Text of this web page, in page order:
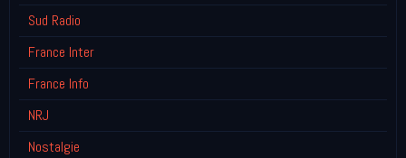
Sud Radio
France Inter
France Info
NRJ
Nostalgie